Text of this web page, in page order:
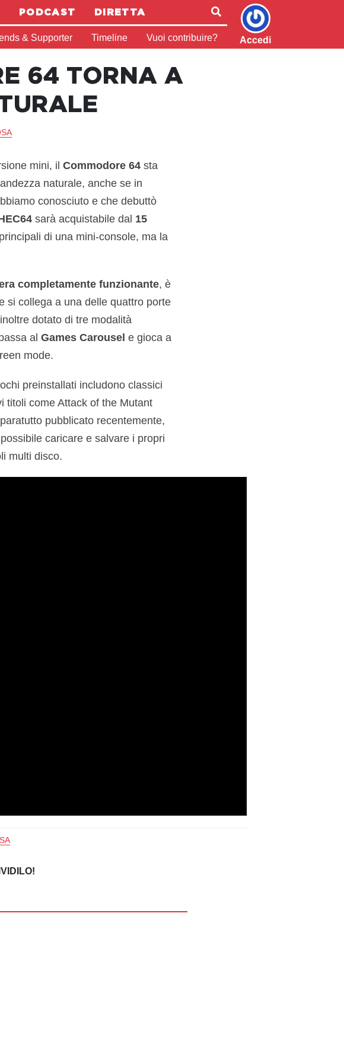
PODCAST DIRETTA
& Supporter Timeline Vuoi contribuire? Accedi
64 TORNA A
mini, il Commodore 64sta
naturale, anche se in
conosciuto e che debuttò
sarà acquistabile dal 15
di una mini-console, ma la
completamente funzionante, è
si collega a una delle quattro porte
dotato di tre modalità
al Games Carousel e gioca a
mode.
preinstallati includono classici
titoli come Attack of the Mutant
pubblicato recentemente,
caricare e salvare i propri
multi disco.